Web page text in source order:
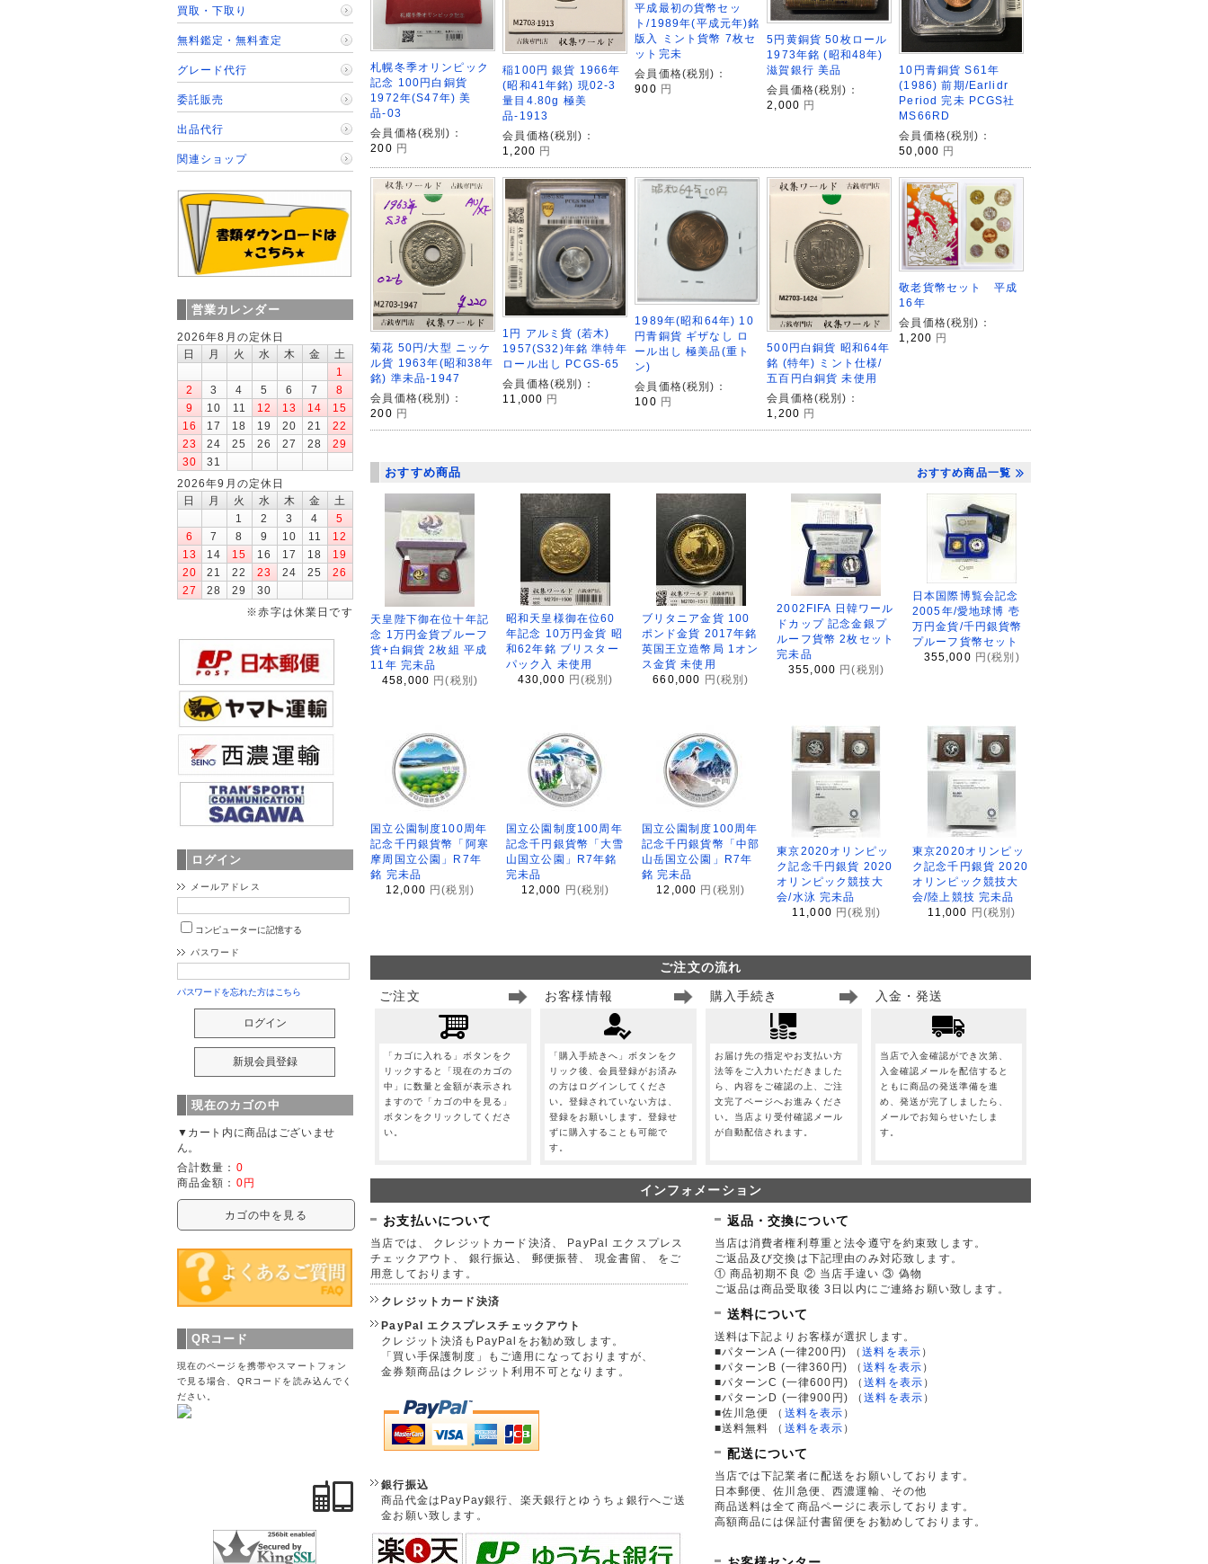
札幌冬季オリンピック
記念 100円白銅貨
1972年(S47年) 美
品-03
会員価格(税別)：
200 円
稲100円 銀貨 1966年
(昭和41年銘) 現02-3
量目4.80g 極美
品-1913
会員価格(税別)：
1,200 円
平成最初の貨幣セッ
ト/1989年(平成元年)銘
版入 ミント貨幣 7枚セ
ット完未
会員価格(税別)：
900 円
5円黄銅貨 50枚ロール
1973年銘 (昭和48年)
滋賀銀行 美品
会員価格(税別)：
2,000 円
10円青銅貨 S61年
(1986) 前期/Earlidr
Period 完未 PCGS社
MS66RD
会員価格(税別)：
50,000 円
菊花 50円/大型 ニッケ
ル貨 1963年(昭和38年
銘) 準未品-1947
会員価格(税別)：
200 円
1円 アルミ貨 (若木)
1957(S32)年銘 準特年
ロール出し PCGS-65
会員価格(税別)：
11,000 円
1989年(昭和64年) 10
円青銅貨 ギザなし ロ
ール出し 極美品(重ト
ン)
会員価格(税別)：
100 円
500円白銅貨 昭和64年
銘 (特年) ミント仕様/
五百円白銅貨 未使用
会員価格(税別)：
1,200 円
敬老貨幣セット 平成
16年
会員価格(税別)：
1,200 円
おすすめ商品 おすすめ商品一覧
天皇陛下御在位十年記
念 1万円金貨プルーフ
貨+白銅貨 2枚組 平成
11年 完未品
458,000 円(税別)
昭和天皇様御在位60
年記念 10万円金貨 昭
和62年銘 ブリスター
パック入 未使用
430,000 円(税別)
ブリタニア金貨 100
ポンド金貨 2017年銘
英国王立造幣局 1オン
ス金貨 未使用
660,000 円(税別)
2002FIFA 日韓ワール
ドカップ 記念金銀プ
ルーフ貨幣 2枚セット
完未品
355,000 円(税別)
日本国際博覧会記念
2005年/愛地球博 壱
万円金貨/千円銀貨幣
プルーフ貨幣セット
355,000 円(税別)
国立公園制度100周年
記念千円銀貨幣「阿寒
摩周国立公園」R7年
銘 完未品
12,000 円(税別)
国立公園制度100周年
記念千円銀貨幣「大雪
山国立公園」R7年銘
完未品
12,000 円(税別)
国立公園制度100周年
記念千円銀貨幣「中部
山岳国立公園」R7年
銘 完未品
12,000 円(税別)
東京2020オリンピッ
ク記念千円銀貨 2020
オリンピック競技大
会/水泳 完未品
11,000 円(税別)
東京2020オリンピッ
ク記念千円銀貨 2020
オリンピック競技大
会/陸上競技 完未品
11,000 円(税別)
ご注文の流れ
ご注文
「カゴに入れる」ボタンをク
リックすると「現在のカゴの
中」に数量と金額が表示され
ますので「カゴの中を見る」
ボタンをクリックしてくださ
い。
お客様情報
「購入手続きへ」ボタンをク
リック後、会員登録がお済み
の方はログインしてくださ
い。登録されていない方は、
登録をお願いします。登録せ
ずに購入することも可能で
す。
購入手続き
お届け先の指定やお支払い方
法等をご入力いただきました
ら、内容をご確認の上、ご注
文完了ページへお進みくださ
い。当店より受付確認メール
が自動配信されます。
入金・発送
当店で入金確認ができ次第、
入金確認メールを配信すると
ともに商品の発送準備を進
め、発送が完了しましたら、
メールでお知らせいたしま
す。
インフォメーション
お支払いについて
当店では、 クレジットカード決済、 PayPal エクスプレス
チェックアウト、 銀行振込、 郵便振替、 現金書留、 をご
用意しております。
クレジットカード決済
PayPal エクスプレスチェックアウト
クレジット決済もPayPalをお勧め致します。
「買い手保護制度」もご適用になっておりますが、
金券類商品はクレジット利用不可となります。
銀行振込
商品代金はPayPay銀行、楽天銀行とゆうちょ銀行へご送
金お願い致します。
返品・交換について
当店は消費者権利尊重と法令遵守を約束致します。
ご返品及び交換は下記理由のみ対応致します。
① 商品初期不良 ② 当店手違い ③ 偽物
ご返品は商品受取後 3日以内にご連絡お願い致します。
送料について
送料は下記よりお客様が選択します。
■パターンA (一律200円)
（送料を表示 ）
■パターンB (一律360円)
（送料を表示 ）
■パターンC (一律600円)
（送料を表示 ）
■パターンD (一律900円)
（送料を表示 ）
■佐川急便
（ 送料を表示 ）
■送料無料
（ 送料を表示 ）
配送について
当店では下記業者に配送をお願いしております。
日本郵便、佐川急便、西濃運輸、その他
商品送料は全て商品ページに表示しております。
高額商品には保証付書留便をお勧めしております。
買取・下取り
無料鑑定・無料査定
グレード代行
委託販売
出品代行
関連ショップ
営業カレンダー
2026年8月の定休日
日
月 火 水 木 金
土
1
2
3 4 5 6 7
8
9
10 11 12 13 14
15
16
17 18 19 20 21
22
23
24 25 26 27 28
29
30
31
2026年9月の定休日
日
月 火 水 木 金
土
1
2 3 4
5
6
7 8 9 10 11
12
13
14 15 16 17 18
19
20
21 22 23 24 25
26
27
28 29
30
※赤字は休業日です
ログイン
メールアドレス
コンピューターに記憶する
パスワード
パスワードを忘れた方はこちら
現在のカゴの中
▼カート内に商品はございませ
ん。
合計数量： 0
商品金額： 0円
カゴの中を見る
QRコード
現在のページを携帯やスマートフォン
で見る場合、QRコードを読み込んでく
ださい。